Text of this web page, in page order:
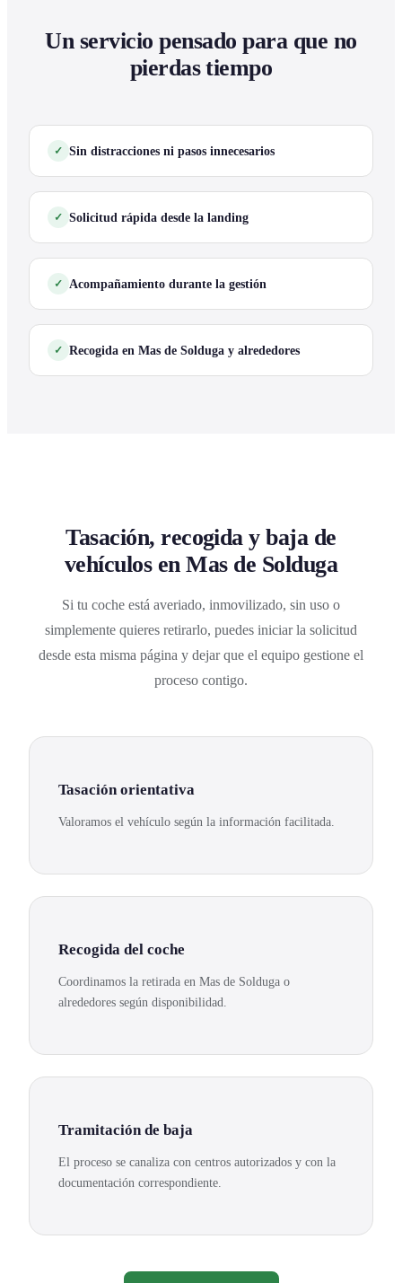
Un servicio pensado para que no
pierdas tiempo
Sin distracciones ni pasos innecesarios
Solicitud rápida desde la landing
Acompañamiento durante la gestión
Recogida en Mas de Solduga y alrededores
Tasación, recogida y baja de
vehículos en Mas de Solduga
Si tu coche está averiado, inmovilizado, sin uso o
simplemente quieres retirarlo, puedes iniciar la solicitud
desde esta misma página y dejar que el equipo gestione el
proceso contigo.
Tasación orientativa
Valoramos el vehículo según la información facilitada.
Recogida del coche
Coordinamos la retirada en Mas de Solduga o
alrededores según disponibilidad.
Tramitación de baja
El proceso se canaliza con centros autorizados y con la
documentación correspondiente.